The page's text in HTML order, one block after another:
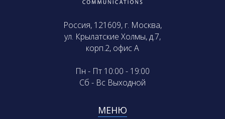
Россия, 121609, г. Москва,
ул. Крылатские Холмы, д.7,
корп.2, офис А
Пн - Пт 10:00 - 19:00
Сб - Вс Выходной
МЕНЮ